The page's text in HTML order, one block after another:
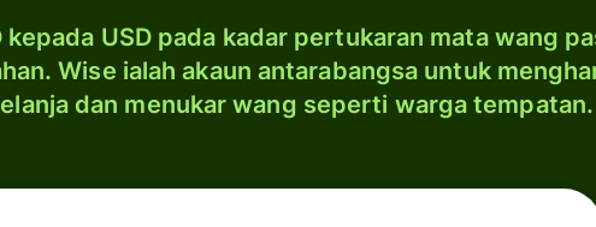
kepada USD pada kadar pertukaran mata wang
Wise ialah akaun antarabangsa untuk
dan menukar wang seperti warga tempatan.